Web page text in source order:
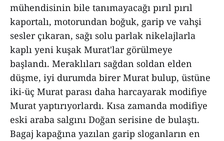
mühendisinin bile tanımayacağı pırıl pırıl
kaportalı, motorundan boğuk, garip ve vahşi
sesler çıkaran, sağı solu parlak nikelajlarla
kaplı yeni kuşak Murat'lar görülmeye
başlandı. Meraklıları sağdan soldan elden
düşme, iyi durumda birer Murat bulup, üstüne
iki-üç Murat parası daha harcayarak modifiye
Murat yaptırıyorlardı. Kısa zamanda modifiye
eski araba salgını Doğan serisine de bulaştı.
Bagaj kapağına yazılan garip sloganların en